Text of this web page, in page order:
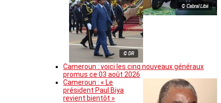
© Cabral Libii
© DR
Cameroun : voici les cinq nouveaux généraux
promus ce 03 août 2026
Cameroun : « Le
président Paul Biya
revient bientôt »